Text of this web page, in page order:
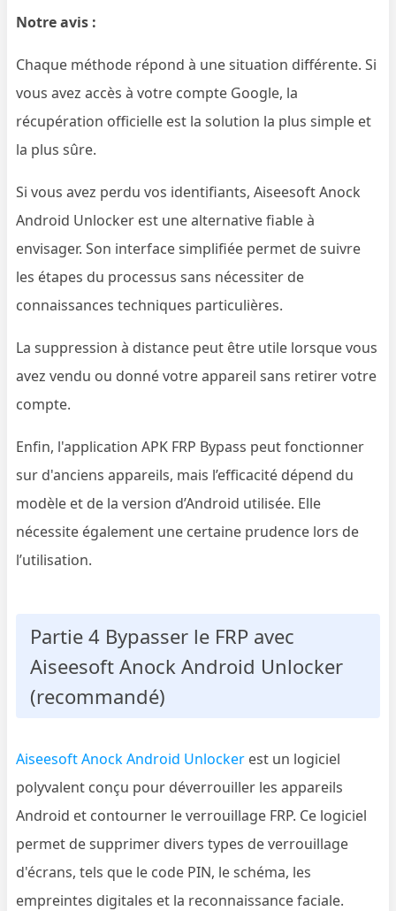
Notre avis :
Chaque méthode répond à une situation différente. Si
vous avez accès à votre compte Google, la
récupération officielle est la solution la plus simple et
la plus sûre.
Si vous avez perdu vos identifiants, Aiseesoft Anock
Android Unlocker est une alternative fiable à
envisager. Son interface simplifiée permet de suivre
les étapes du processus sans nécessiter de
connaissances techniques particulières.
La suppression à distance peut être utile lorsque vous
avez vendu ou donné votre appareil sans retirer votre
compte.
Enfin, l'application APK FRP Bypass peut fonctionner
sur d'anciens appareils, mais l’efficacité dépend du
modèle et de la version d’Android utilisée. Elle
nécessite également une certaine prudence lors de
l’utilisation.
Partie 4 Bypasser le FRP avec
Aiseesoft Anock Android Unlocker
(recommandé)
Aiseesoft Anock Android Unlocker est un logiciel
polyvalent conçu pour déverrouiller les appareils
Android et contourner le verrouillage FRP. Ce logiciel
permet de supprimer divers types de verrouillage
d'écrans, tels que le code PIN, le schéma, les
empreintes digitales et la reconnaissance faciale.